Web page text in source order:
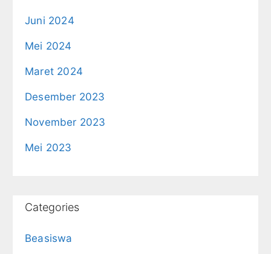
Juni 2024
Mei 2024
Maret 2024
Desember 2023
November 2023
Mei 2023
Categories
Beasiswa